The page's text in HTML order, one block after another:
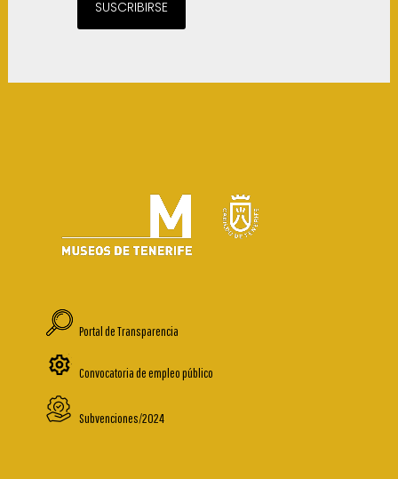
SUSCRIBIRSE
Portal de Transparencia
Convocatoria de empleo público
Subvenciones/2024